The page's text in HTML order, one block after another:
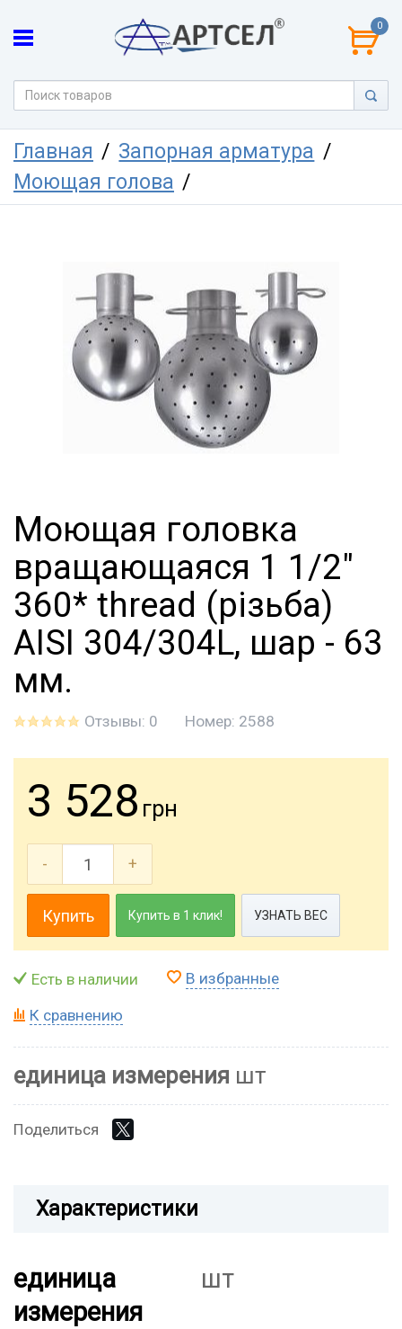
0
Главная
Запорная арматура
Моющая голова
Моющая головка
вращающаяся 1 1/2"
360* thread (різьба)
AISI 304/304L, шар - 63
мм.
Отзывы: 0 Номер: 2588
3 528 грн
- +
Купить Купить в 1 клик! УЗНАТЬ ВЕС
Есть в наличии В избранные
К сравнению
единица измерения шт
Поделиться
Характеристики
единица
измерения
шт